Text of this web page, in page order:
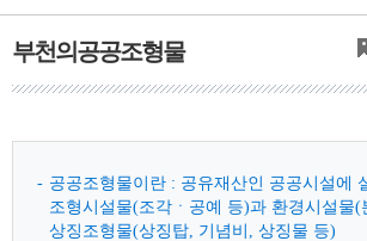
부천의공공조형물
공공조형물이란 : 공유재산인 공공시설에
조형시설물(조각ㆍ공예 등)과 환경시설물(
상징조형물(상징탑, 기념비, 상징물 등)